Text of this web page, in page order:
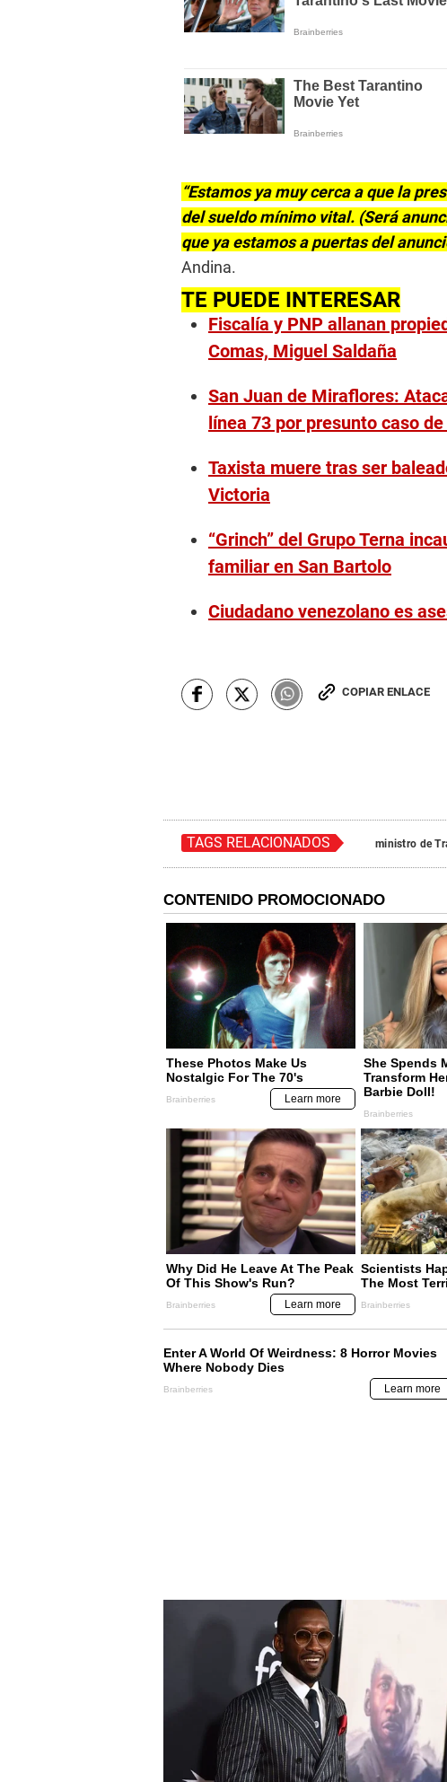
“Estamos ya muy cerca a que la
del sueldo mínimo vital. (Será
que ya estamos a puertas del
Andina.
TE PUEDE INTERESAR
Fiscalía y PNP allanan
Comas, Miguel Saldaña
San Juan de Miraflores:
línea 73 por presunto caso
Taxista muere tras ser
Victoria
“Grinch” del Grupo Terna
familiar en San Bartolo
Ciudadano venezolano es
COPIAR ENLACE
TAGS RELACIONADOS ministro de